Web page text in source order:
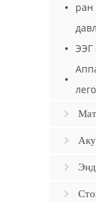
ран